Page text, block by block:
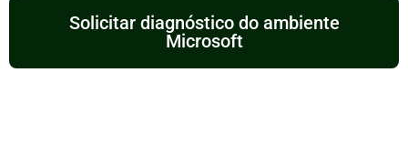
Solicitar diagnóstico do ambiente
Microsoft